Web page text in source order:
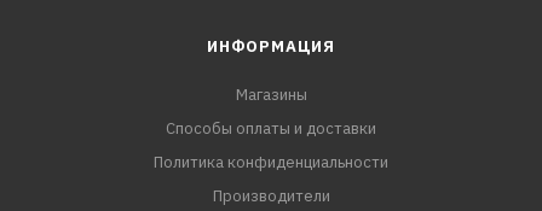
ИНФОРМАЦИЯ
Магазины
Способы оплаты и доставки
Политика конфиденциальности
Производители